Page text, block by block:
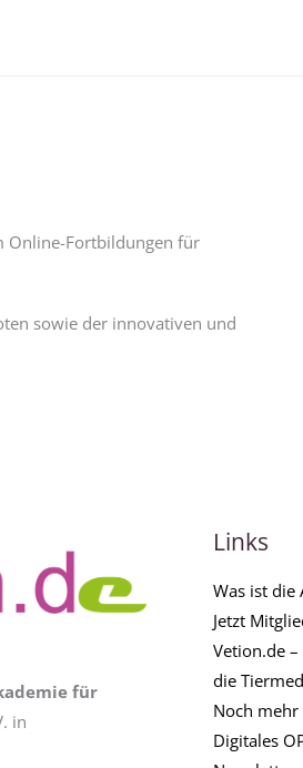
Online-Fortbildungen für
sowie der innovativen und
für
in
Links
Was ist die
Jetzt
Vetion.de
die
Noch mehr
Digitales